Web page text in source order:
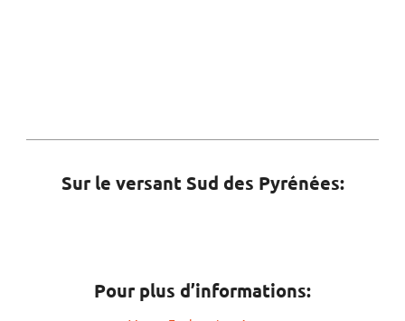
Sur le versant Sud des Pyrénées:
Pour plus d’informations: